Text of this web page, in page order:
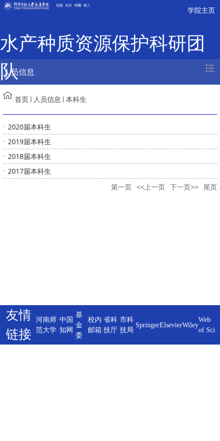
水产种质资源保护科研团
队
学院主页
人员信息
首页 人员信息 本科生
2020届本科生
2019届本科生
2018届本科生
2017届本科生
第一页 <<上一页 下一页>> 尾页
友情
链接
河南师
范大学
中国
知网
基
金
委
校内
邮箱
省科
技厅
市科
技局
SpringerElsevierWiley
Web
of Sci